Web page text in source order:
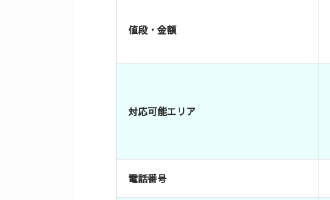
値段・金額
対応可能エリア
電話番号